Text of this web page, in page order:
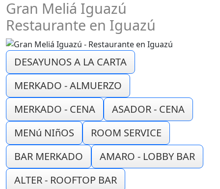
Gran Meliá Iguazú
Restaurante en Iguazú
DESAYUNOS A LA CARTA
MERKADO - ALMUERZO
MERKADO - CENA
ASADOR - CENA
MENú NIñOS
ROOM SERVICE
BAR MERKADO
AMARO - LOBBY BAR
ALTER - ROOFTOP BAR